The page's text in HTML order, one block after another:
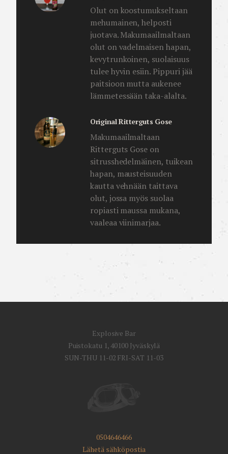
Olut on koostumukseltaan
mehumainen, helposti
juotava. Makumaailmaltaan
olut on vadelmaisen hapan,
kevytrunkoinen, suolaisuus
tulee hyvin esiin. Pippuri jää
paitsioon mutta aukenee
lämmetessään taka-alalta.
Original Ritterguts Gose
Makumaailmaltaan
Ritterguts Gose on
sitrusshedelmäinen, tuikean
hapan, mausteisuuden
kautta vehnään taittava
olut, jossa myös suolaa
ropiasti maussa mukana,
vaaleaa viinimarjaa.
Explosive Bar
Puistokatu 1, 40100 Jyväskylä
SUN-THU 11-02 FRI-SAT 11-03
0504646466
Lähetä sähköpostia